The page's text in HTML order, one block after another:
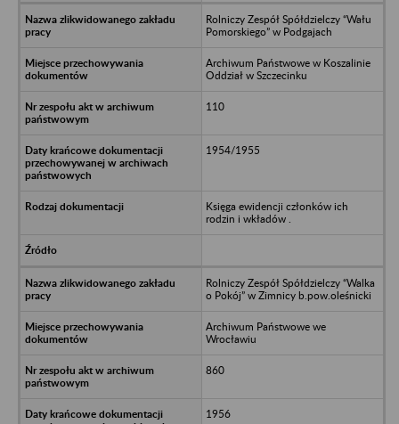
Rolniczy Zespół Spółdzielczy “Wału
Pomorskiego” w Podgajach
Archiwum Państwowe w Koszalinie
Oddział w Szczecinku
110
1954/1955
Księga ewidencji członków ich
rodzin i wkładów .
Rolniczy Zespół Spółdzielczy “Walka
o Pokój” w Zimnicy b.pow.oleśnicki
Archiwum Państwowe we
Wrocławiu
860
1956